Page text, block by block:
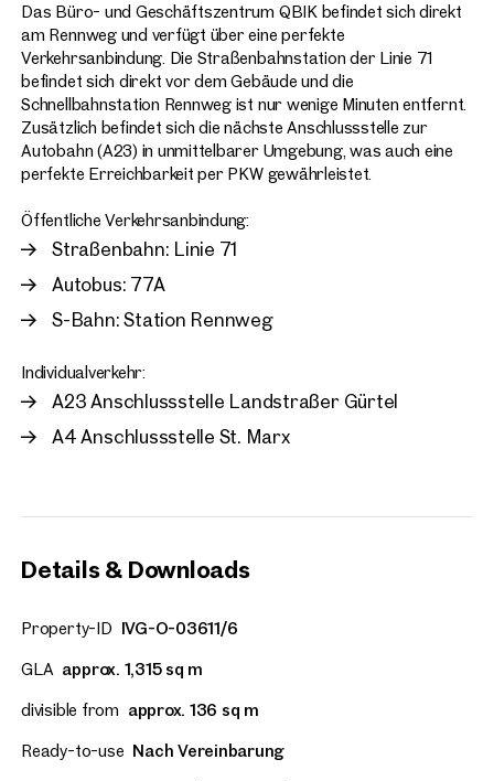
Das Büro- und Geschäftszentrum QBIK befindet sich direkt
am Rennweg und verfügt über eine perfekte
Verkehrsanbindung. Die Straßenbahnstation der Linie 71
befindet sich direkt vor dem Gebäude und die
Schnellbahnstation Rennweg ist nur wenige Minuten entfernt.
Zusätzlich befindet sich die nächste Anschlussstelle zur
Autobahn (A23) in unmittelbarer Umgebung, was auch eine
perfekte Erreichbarkeit per PKW gewährleistet.
Öffentliche Verkehrsanbindung:
Straßenbahn: Linie 71
Autobus: 77A
S-Bahn: Station Rennweg
Individualverkehr:
A23 Anschlussstelle Landstraßer Gürtel
A4 Anschlussstelle St. Marx
Details & Downloads
Property-ID IVG-O-03611/6
GLA approx. 1,315 sq m
divisible from approx. 136 sq m
Ready-to-use Nach Vereinbarung